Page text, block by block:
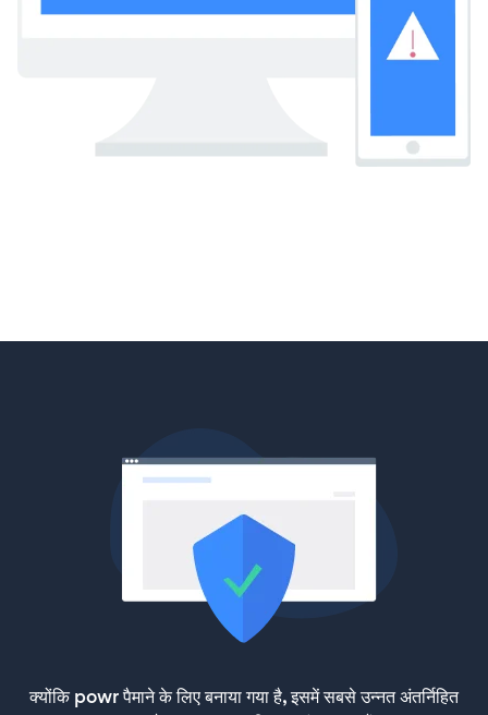
क्योंकि powr पैमाने के लिए बनाया गया है, इसमें सबसे उन्नत अंतर्निहित